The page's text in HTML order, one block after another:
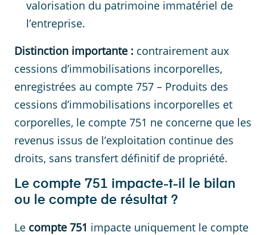
valorisation du patrimoine immatériel de
l’entreprise.
Distinction importante : contrairement aux
cessions d’immobilisations incorporelles,
enregistrées au compte 757 – Produits des
cessions d’immobilisations incorporelles et
corporelles, le compte 751 ne concerne que les
revenus issus de l’exploitation continue des
droits, sans transfert définitif de propriété.
Le compte 751 impacte-t-il le bilan
ou le compte de résultat ?
Le compte 751 impacte uniquement le compte